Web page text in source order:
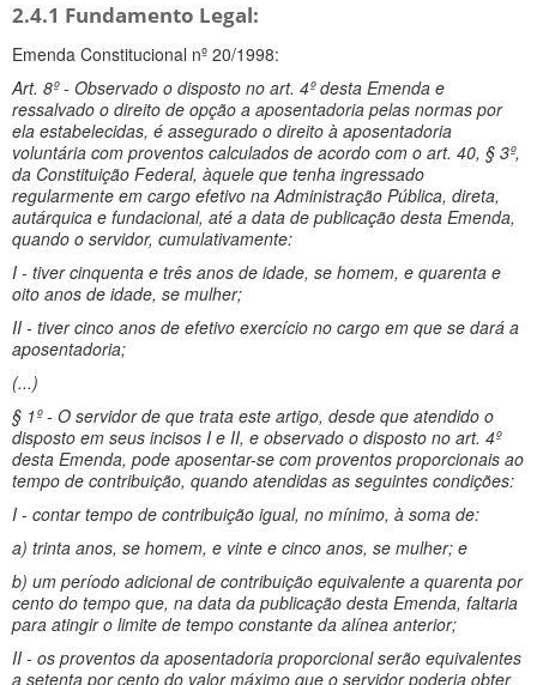
2.4.1 Fundamento Legal:
Emenda Constitucional nº 20/1998:
Art. 8º - Observado o disposto no art. 4º desta Emenda e
ressalvado o direito de opção a aposentadoria pelas normas por
ela estabelecidas, é assegurado o direito à aposentadoria
voluntária com proventos calculados de acordo com o art. 40, § 3º,
da Constituição Federal, àquele que tenha ingressado
regularmente em cargo efetivo na Administração Pública, direta,
autárquica e fundacional, até a data de publicação desta Emenda,
quando o servidor, cumulativamente:
I - tiver cinquenta e três anos de idade, se homem, e quarenta e
oito anos de idade, se mulher;
II - tiver cinco anos de efetivo exercício no cargo em que se dará a
aposentadoria;
(...)
§ 1º - O servidor de que trata este artigo, desde que atendido o
disposto em seus incisos I e II, e observado o disposto no art. 4º
desta Emenda, pode aposentar-se com proventos proporcionais ao
tempo de contribuição, quando atendidas as seguintes condições:
I - contar tempo de contribuição igual, no mínimo, à soma de:
a) trinta anos, se homem, e vinte e cinco anos, se mulher; e
b) um período adicional de contribuição equivalente a quarenta por
cento do tempo que, na data da publicação desta Emenda, faltaria
para atingir o limite de tempo constante da alínea anterior;
II - os proventos da aposentadoria proporcional serão equivalentes
a setenta por cento do valor máximo que o servidor poderia obter